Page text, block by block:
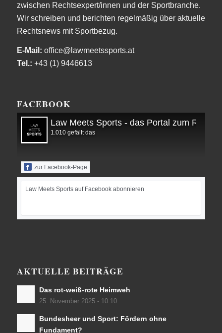
zwischen Rechtsexpert/innen und der Sportbranche.
Wir schreiben und berichten regelmäßig über aktuelle
Rechtsnews mit Sportbezug.
E-Mail: office@lawmeetssports.at
Tel.: +43 (1) 9446613
FACEBOOK
Law Meets Sports - das Portal zum Recht
1.010 gefällt das
zur Facebook-Page
Law Meets Sports auf Facebook abonnieren
AKTUELLE BEITRÄGE
Das rot-weiß-rote Heimweh
25. November 2025 - 10:10
Bundesheer und Sport: Fördern ohne
Fundament?